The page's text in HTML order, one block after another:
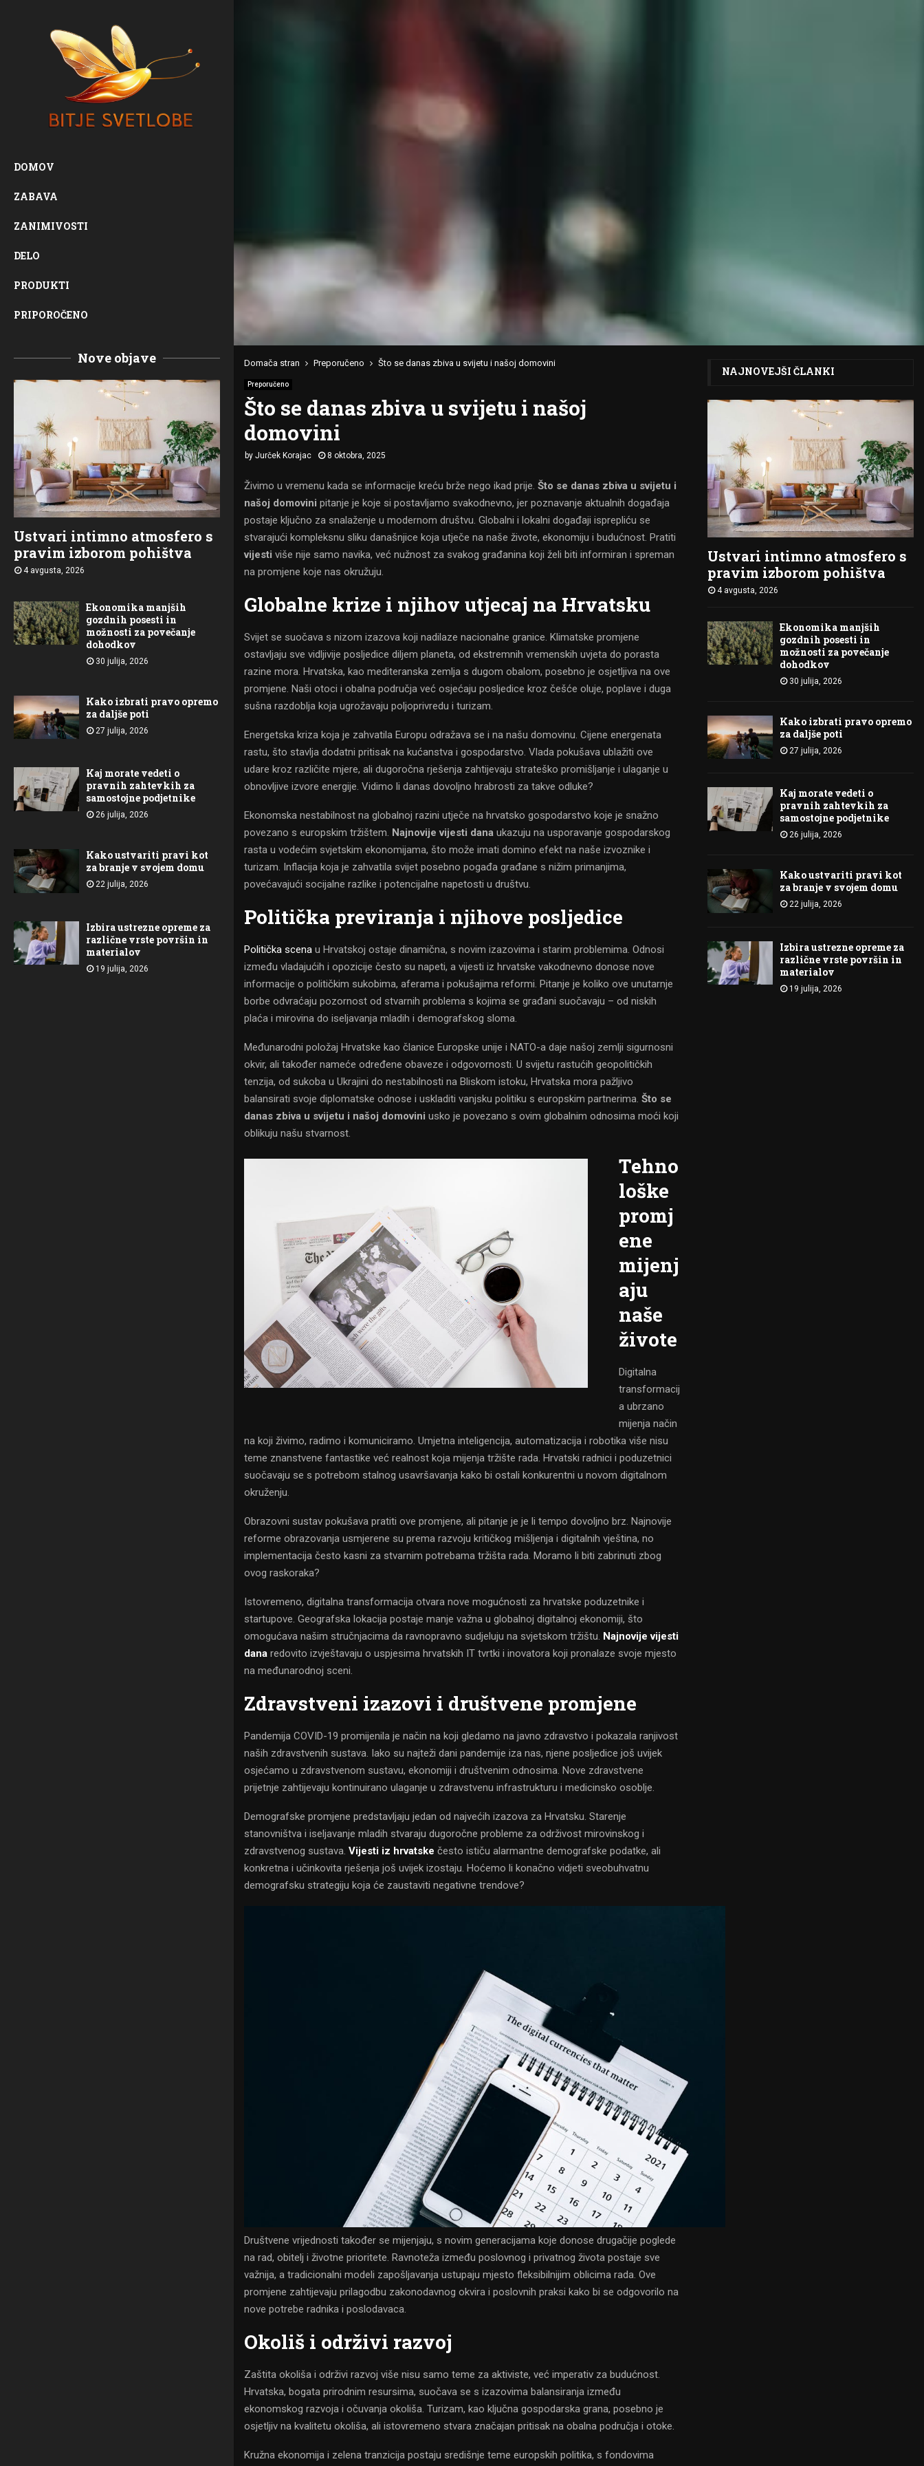
DOMOV
ZABAVA
ZANIMIVOSTI
DELO
PRODUKTI
PRIPOROČENO
Nove objave
Ustvari intimno atmosfero s
pravim izborom pohištva
4 avgusta, 2026
Ekonomika manjših
gozdnih posesti in
možnosti za povečanje
dohodkov
30 julija, 2026
Kako izbrati pravo opremo
za daljše poti
27 julija, 2026
Kaj morate vedeti o
pravnih zahtevkih za
samostojne podjetnike
26 julija, 2026
Kako ustvariti pravi kot
za branje v svojem domu
22 julija, 2026
Izbira ustrezne opreme za
različne vrste površin in
materialov
19 julija, 2026
Domača stran Preporučeno Što se danas zbiva u svijetu i našoj domovini
Preporučeno
Što se danas zbiva u svijetu i našoj
domovini
by Jurček Korajac 8 oktobra, 2025
Živimo u vremenu kada se informacije kreću brže nego ikad prije. Što se danas zbiva u svijetu i
našoj domovini pitanje je koje si postavljamo svakodnevno, jer poznavanje aktualnih događaja
postaje ključno za snalaženje u modernom društvu. Globalni i lokalni događaji isprepliću se
stvarajući kompleksnu sliku današnjice koja utječe na naše živote, ekonomiju i budućnost. Pratiti
vijesti više nije samo navika, već nužnost za svakog građanina koji želi biti informiran i spreman
na promjene koje nas okružuju.
Globalne krize i njihov utjecaj na Hrvatsku
Svijet se suočava s nizom izazova koji nadilaze nacionalne granice. Klimatske promjene
ostavljaju sve vidljivije posljedice diljem planeta, od ekstremnih vremenskih uvjeta do porasta
razine mora. Hrvatska, kao mediteranska zemlja s dugom obalom, posebno je osjetljiva na ove
promjene. Naši otoci i obalna područja već osjećaju posljedice kroz češće oluje, poplave i duga
sušna razdoblja koja ugrožavaju poljoprivredu i turizam.
Energetska kriza koja je zahvatila Europu odražava se i na našu domovinu. Cijene energenata
rastu, što stavlja dodatni pritisak na kućanstva i gospodarstvo. Vlada pokušava ublažiti ove
udare kroz različite mjere, ali dugoročna rješenja zahtijevaju strateško promišljanje i ulaganje u
obnovljive izvore energije. Vidimo li danas dovoljno hrabrosti za takve odluke?
Ekonomska nestabilnost na globalnoj razini utječe na hrvatsko gospodarstvo koje je snažno
povezano s europskim tržištem. Najnovije vijesti dana ukazuju na usporavanje gospodarskog
rasta u vodećim svjetskim ekonomijama, što može imati domino efekt na naše izvoznike i
turizam. Inflacija koja je zahvatila svijet posebno pogađa građane s nižim primanjima,
povećavajući socijalne razlike i potencijalne napetosti u društvu.
Politička previranja i njihove posljedice
Politička scena u Hrvatskoj ostaje dinamična, s novim izazovima i starim problemima. Odnosi
između vladajućih i opozicije često su napeti, a vijesti iz hrvatske vakodnevno donose nove
informacije o političkim sukobima, aferama i pokušajima reformi. Pitanje je koliko ove unutarnje
borbe odvraćaju pozornost od stvarnih problema s kojima se građani suočavaju – od niskih
plaća i mirovina do iseljavanja mladih i demografskog sloma.
Međunarodni položaj Hrvatske kao članice Europske unije i NATO-a daje našoj zemlji sigurnosni
okvir, ali također nameće određene obaveze i odgovornosti. U svijetu rastućih geopolitičkih
tenzija, od sukoba u Ukrajini do nestabilnosti na Bliskom istoku, Hrvatska mora pažljivo
balansirati svoje diplomatske odnose i uskladiti vanjsku politiku s europskim partnerima. Što se
danas zbiva u svijetu i našoj domovini usko je povezano s ovim globalnim odnosima moći koji
oblikuju našu stvarnost.
Tehno
loške
promj
ene
mijenj
aju
naše
živote
Digitalna
transformacij
a ubrzano
mijenja način
na koji živimo, radimo i komuniciramo. Umjetna inteligencija, automatizacija i robotika više nisu
teme znanstvene fantastike već realnost koja mijenja tržište rada. Hrvatski radnici i poduzetnici
suočavaju se s potrebom stalnog usavršavanja kako bi ostali konkurentni u novom digitalnom
okruženju.
Obrazovni sustav pokušava pratiti ove promjene, ali pitanje je je li tempo dovoljno brz. Najnovije
reforme obrazovanja usmjerene su prema razvoju kritičkog mišljenja i digitalnih vještina, no
implementacija često kasni za stvarnim potrebama tržišta rada. Moramo li biti zabrinuti zbog
ovog raskoraka?
Istovremeno, digitalna transformacija otvara nove mogućnosti za hrvatske poduzetnike i
startupove. Geografska lokacija postaje manje važna u globalnoj digitalnoj ekonomiji, što
omogućava našim stručnjacima da ravnopravno sudjeluju na svjetskom tržištu. Najnovije vijesti
dana redovito izvještavaju o uspjesima hrvatskih IT tvrtki i inovatora koji pronalaze svoje mjesto
na međunarodnoj sceni.
Zdravstveni izazovi i društvene promjene
Pandemija COVID-19 promijenila je način na koji gledamo na javno zdravstvo i pokazala ranjivost
naših zdravstvenih sustava. Iako su najteži dani pandemije iza nas, njene posljedice još uvijek
osjećamo u zdravstvenom sustavu, ekonomiji i društvenim odnosima. Nove zdravstvene
prijetnje zahtijevaju kontinuirano ulaganje u zdravstvenu infrastrukturu i medicinsko osoblje.
Demografske promjene predstavljaju jedan od najvećih izazova za Hrvatsku. Starenje
stanovništva i iseljavanje mladih stvaraju dugoročne probleme za održivost mirovinskog i
zdravstvenog sustava. Vijesti iz hrvatske često ističu alarmantne demografske podatke, ali
konkretna i učinkovita rješenja još uvijek izostaju. Hoćemo li konačno vidjeti sveobuhvatnu
demografsku strategiju koja će zaustaviti negativne trendove?
Društvene vrijednosti također se mijenjaju, s novim generacijama koje donose drugačije poglede
na rad, obitelj i životne prioritete. Ravnoteža između poslovnog i privatnog života postaje sve
važnija, a tradicionalni modeli zapošljavanja ustupaju mjesto fleksibilnijim oblicima rada. Ove
promjene zahtijevaju prilagodbu zakonodavnog okvira i poslovnih praksi kako bi se odgovorilo na
nove potrebe radnika i poslodavaca.
Okoliš i održivi razvoj
Zaštita okoliša i održivi razvoj više nisu samo teme za aktiviste, već imperativ za budućnost.
Hrvatska, bogata prirodnim resursima, suočava se s izazovima balansiranja između
ekonomskog razvoja i očuvanja okoliša. Turizam, kao ključna gospodarska grana, posebno je
osjetljiv na kvalitetu okoliša, ali istovremeno stvara značajan pritisak na obalna područja i otoke.
Kružna ekonomija i zelena tranzicija postaju središnje teme europskih politika, s fondovima
NAJNOVEJŠI ČLANKI
Ustvari intimno atmosfero s
pravim izborom pohištva
4 avgusta, 2026
Ekonomika manjših
gozdnih posesti in
možnosti za povečanje
dohodkov
30 julija, 2026
Kako izbrati pravo opremo
za daljše poti
27 julija, 2026
Kaj morate vedeti o
pravnih zahtevkih za
samostojne podjetnike
26 julija, 2026
Kako ustvariti pravi kot
za branje v svojem domu
22 julija, 2026
Izbira ustrezne opreme za
različne vrste površin in
materialov
19 julija, 2026